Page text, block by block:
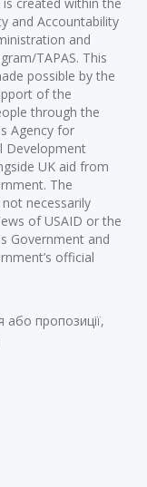
and Accountability
and
TAPAS. This
possible by the
of the
through the
Agency for
Development
UK aid from
The
necessarily
of USAID or the
Government and
official
пропозиції,